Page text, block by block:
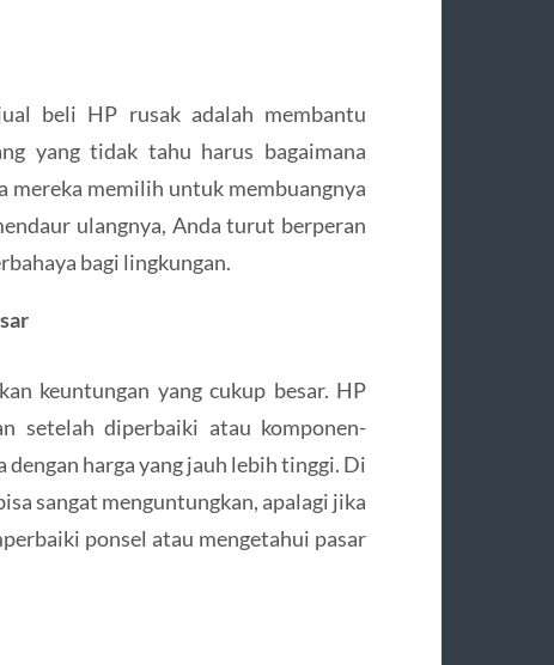
beli HP rusak adalah membantu
yang tidak tahu harus bagaimana
mereka memilih untuk membuangnya
ulangnya, Anda turut berperan
bagi lingkungan.
keuntungan yang cukup besar. HP
setelah diperbaiki atau komponen-
harga yang jauh lebih tinggi. Di
sangat menguntungkan, apalagi jika
ponsel atau mengetahui pasar